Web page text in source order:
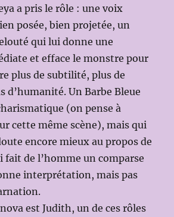
a pris le rôle : une voix
posée, bien projetée, un
qui lui donne une
et efface le monstre pour
plus de subtilité, plus de
d’humanité. Un Barbe Bleue
(on pense à
cette même scène), mais qui
encore mieux au propos de
fait de l’homme un comparse
interprétation, mais pas
est Judith, un de ces rôles